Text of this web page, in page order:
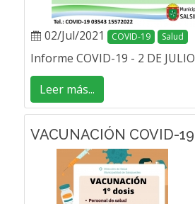
02/Jul/2021 COVID-19 Salud
Informe COVID-19 - 2 DE JULIO
Leer más...
VACUNACIÓN COVID-19